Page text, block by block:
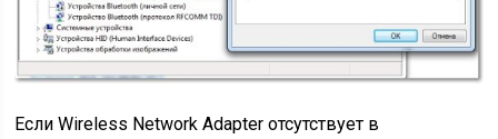
Если Wireless Network Adapter отсутствует в